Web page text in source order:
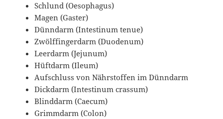
Schlund (Oesophagus)
Magen (Gaster)
Dünndarm (Intestinum tenue)
Zwölffingerdarm (Duodenum)
Leerdarm (Jejunum)
Hüftdarm (Ileum)
Aufschluss von Nährstoffen im Dünndarm
Dickdarm (Intestinum crassum)
Blinddarm (Caecum)
Grimmdarm (Colon)